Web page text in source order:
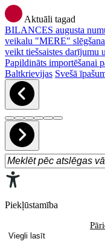
Aktuāli tagad
BILANCES augusta
veikalu "MERE"
veikt tiešsaistes darījumu
Papildināts importēšanai
Baltkrievijas Svešā
Piekļūstamība
Viegli lasīt